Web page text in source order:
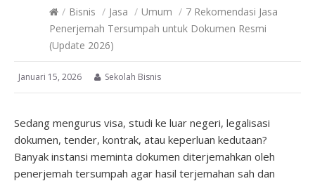
/ Bisnis / Jasa / Umum / 7 Rekomendasi Jasa
Penerjemah Tersumpah untuk Dokumen Resmi
(Update 2026)
Januari 15, 2026 Sekolah Bisnis
Sedang mengurus visa, studi ke luar negeri, legalisasi
dokumen, tender, kontrak, atau keperluan kedutaan?
Banyak instansi meminta dokumen diterjemahkan oleh
penerjemah tersumpah agar hasil terjemahan sah dan